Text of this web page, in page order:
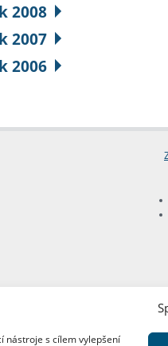
nástroje s cílem vylepšení
2008
2007
2006